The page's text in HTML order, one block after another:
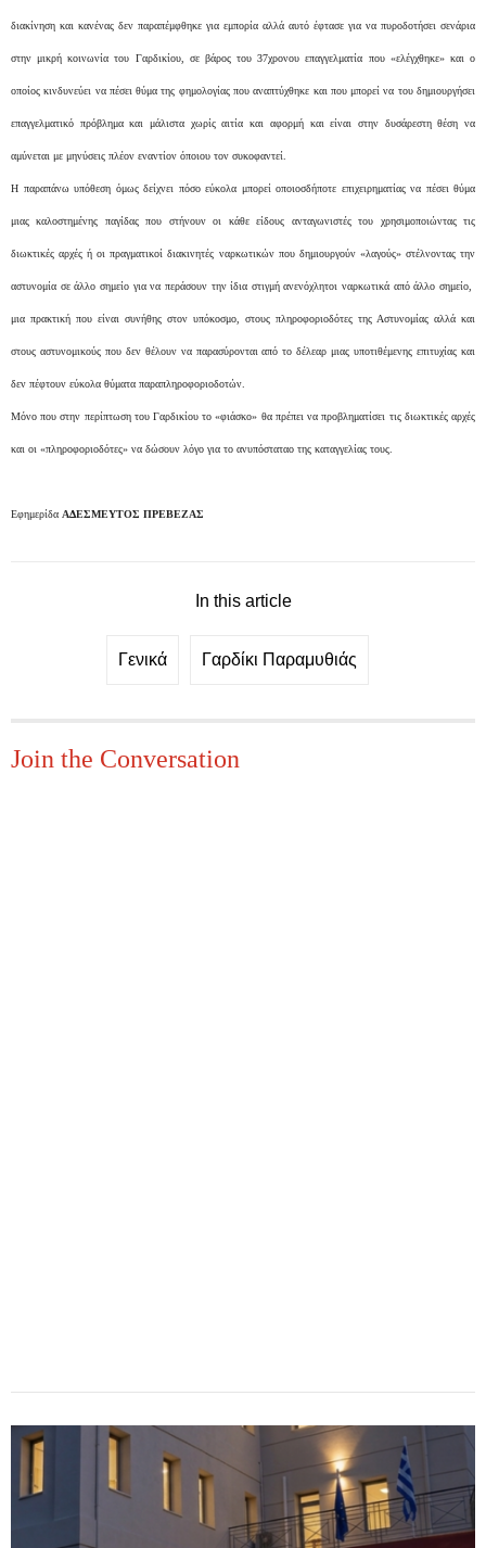
διακίνηση και κανένας δεν παραπέμφθηκε για εμπορία αλλά αυτό έφτασε για να πυροδοτήσει σενάρια
στην μικρή κοινωνία του Γαρδικίου, σε βάρος του 37χρονου επαγγελματία που «ελέγχθηκε» και ο
οποίος κινδυνεύει να πέσει θύμα της φημολογίας που αναπτύχθηκε και που μπορεί να του δημιουργήσει
επαγγελματικό πρόβλημα και μάλιστα χωρίς αιτία και αφορμή και είναι στην δυσάρεστη θέση να
αμύνεται με μηνύσεις πλέον εναντίον όποιου τον συκοφαντεί.
Η παραπάνω υπόθεση όμως δείχνει πόσο εύκολα μπορεί οποιοσδήποτε επιχειρηματίας να πέσει θύμα
μιας καλοστημένης παγίδας που στήνουν οι κάθε είδους ανταγωνιστές του χρησιμοποιώντας τις
διωκτικές αρχές ή οι πραγματικοί διακινητές ναρκωτικών που δημιουργούν «λαγούς» στέλνοντας την
αστυνομία σε άλλο σημείο για να περάσουν την ίδια στιγμή ανενόχλητοι ναρκωτικά από άλλο σημείο,
μια πρακτική που είναι συνήθης στον υπόκοσμο, στους πληροφοριοδότες της Αστυνομίας αλλά και
στους αστυνομικούς που δεν θέλουν να παρασύρονται από το δέλεαρ μιας υποτιθέμενης επιτυχίας και
δεν πέφτουν εύκολα θύματα παραπληροφοριοδοτών.
Μόνο που στην περίπτωση του Γαρδικίου το «φιάσκο» θα πρέπει να προβληματίσει τις διωκτικές αρχές
και οι «πληροφοριοδότες» να δώσουν λόγο για το ανυπόσταταο της καταγγελίας τους.
Εφημερίδα ΑΔΕΣΜΕΥΤΟΣ ΠΡΕΒΕΖΑΣ
In this article
Γενικά Γαρδίκι Παραμυθιάς
Join the Conversation